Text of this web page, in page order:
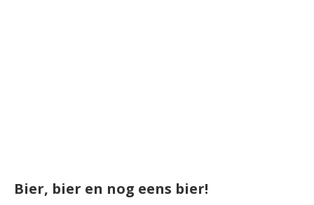
Bier, bier en nog eens bier!